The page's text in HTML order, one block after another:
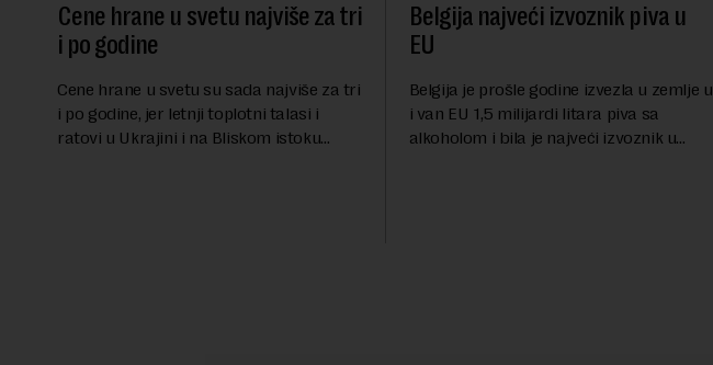
Cene hrane u svetu najviše za tri
i po godine
Cene hrane u svetu su sada najviše za tri
i po godine, jer letnji toplotni talasi i
ratovi u Ukrajini i na Bliskom istoku
Belgija najveći izvoznik piva u
EU
Belgija je prošle godine izvezla u zemlje u
i van EU 1,5 milijardi litara piva sa
alkoholom i bila je najveći izvoznik u